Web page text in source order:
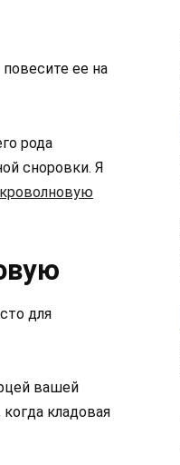
ее на
рода
сноровки. Я
для
вашей
кладовая